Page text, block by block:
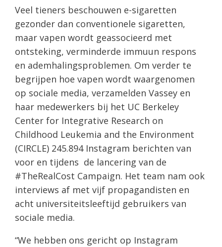
Veel tieners beschouwen e-sigaretten
gezonder dan conventionele sigaretten,
maar vapen wordt geassocieerd met
ontsteking, verminderde immuun respons
en ademhalingsproblemen. Om verder te
begrijpen hoe vapen wordt waargenomen
op sociale media, verzamelden Vassey en
haar medewerkers bij het UC Berkeley
Center for Integrative Research on
Childhood Leukemia and the Environment
(CIRCLE) 245.894 Instagram berichten van
voor en tijdens de lancering van de
#TheRealCost Campaign. Het team nam ook
interviews af met vijf propagandisten en
acht universiteitsleeftijd gebruikers van
sociale media.
“We hebben ons gericht op Instagram